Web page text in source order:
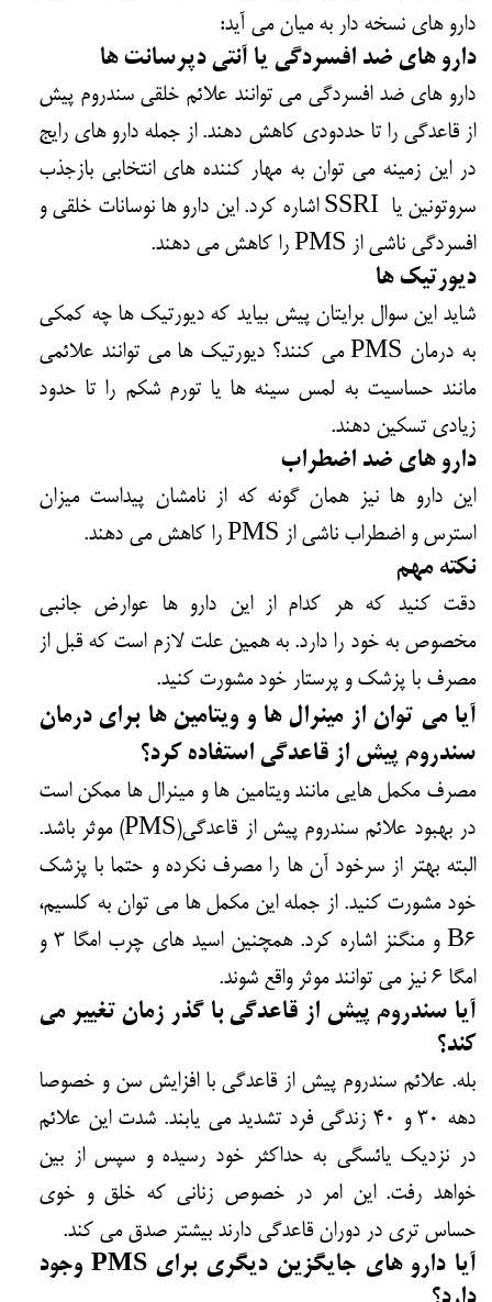
دارو های نسخه دار به میان می آید:
دارو های ضد افسردگی یا آنتی دپرسانت ها
دارو های ضد افسردگی می توانند علائم خلقی سندروم پیش
از قاعدگی را تا حددودی کاهش دهند. از جمله دارو های رایج
در این زمینه می توان به مهار کننده های انتخابی بازجذب
سروتونین یا SSRI اشاره کرد. این دارو ها نوسانات خلقی و
افسردگی ناشی از PMS را کاهش می دهند.
دیورتیک ها
شاید این سوال برایتان پیش بیاید که دیورتیک ها چه کمکی
به درمان PMS می کنند؟ دیورتیک ها می توانند علائمی
مانند حساسیت به لمس سینه ها یا تورم شکم را تا حدود
زیادی تسکین دهند.
دارو های ضد اضطراب
این دارو ها نیز همان گونه که از نامشان پیداست میزان
استرس و اضطراب ناشی از PMS را کاهش می دهند.
نکته مهم
دقت کنید که هر کدام از این دارو ها عوارض جانبی
مخصوص به خود را دارد. به همین علت لازم است که قبل از
مصرف با پزشک و پرستار خود مشورت کنید.
آیا می توان از مینرال ها و ویتامین ها برای درمان
سندروم پیش از قاعدگی استفاده کرد؟
مصرف مکمل هایی مانند ویتامین ها و مینرال ها ممکن است
در بهبود علائم سندروم پیش از قاعدگی(PMS) موثر باشد.
البته بهتر از سرخود آن ها را مصرف نکرده و حتما با پزشک
خود مشورت کنید. از جمله این مکمل ها می توان به کلسیم،
B6 و منگنز اشاره کرد. همچنین اسید های چرب امگا 3 و
امگا 6 نیز می توانند موثر واقع شوند.
آیا سندروم پیش از قاعدگی با گذر زمان تغییر می
کند؟
بله. علائم سندروم پیش از قاعدگی با افزایش سن و خصوصا
دهه ۳۰ و ۴۰ زندگی فرد تشدید می یابند. شدت این علائم
در نزدیک یائسگی به حداکثر خود رسیده و سپس از بین
خواهد رفت. این امر در خصوص زنانی که خلق و خوی
حساس تری در دوران قاعدگی دارند بیشتر صدق می کند.
آیا دارو های جایگزین دیگری برایPMS وجود